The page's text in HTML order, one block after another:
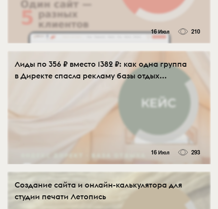
16 Июл 210
Лиды по 356 ₽ вместо 1382 ₽: как одна группа
в Директе спасла рекламу базы отдых...
16 Июл 293
Создание сайта и онлайн-калькулятора для
студии печати Летопись